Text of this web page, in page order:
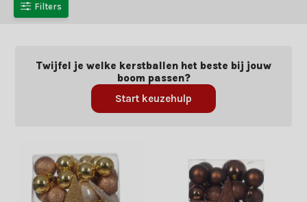
Filters
Twijfel je welke kerstballen het beste bij jouw
boom passen?
Start keuzehulp